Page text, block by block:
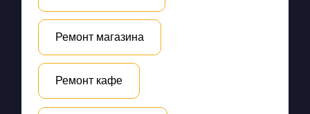
Ремонт магазина
Ремонт кафе